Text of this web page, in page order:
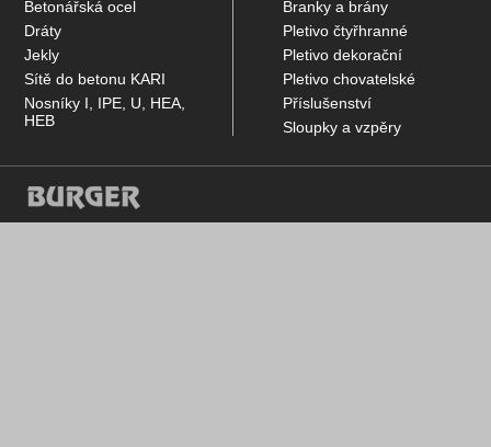
Betonářská ocel
Dráty
Jekly
Sítě do betonu KARI
Nosníky I, IPE, U, HEA,
HEB
Branky a brány
Pletivo čtyřhranné
Pletivo dekorační
Pletivo chovatelské
Příslušenství
Sloupky a vzpěry